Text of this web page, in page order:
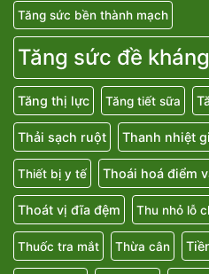
Tăng sức bền thành mạch
Tăng sức đề kháng
Tăng thị lực Tăng tiết sữa
Thải sạch ruột Thanh nhiệt
Thiết bị y tế Thoái hoá điểm
Thoát vị đĩa đệm Thu nhỏ lỗ
Thuốc tra mắt Thừa cân